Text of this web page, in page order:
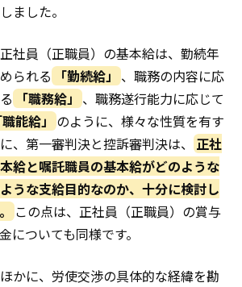
ました。
社員（正職員）の基本給は、勤続年
られる
「勤続給」 、職務の内容に応
「職務給」 、職務遂行能力に応じて
職能給」 のように、様々な性質を有す
、第一審判決と控訴審判決は、 正社
給と嘱託職員の基本給がどのような
うな支給目的なのか、十分に検討し
この点は、正社員（正職員）の賞与
についても同様です。
かに、労使交渉の具体的な経緯を勘